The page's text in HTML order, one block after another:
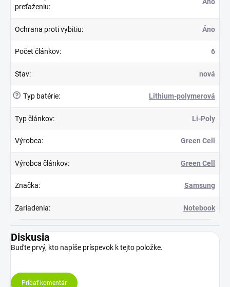
preťaženiu:
Ochrana proti vybitiu: Áno
Počet článkov: 6
Stav: nová
? Typ batérie: Lithium-polymerová
Typ článkov: Li-Poly
Výrobca: Green Cell
Výrobca článkov: Green Cell
Značka: Samsung
Zariadenia: Notebook
Diskusia
Buďte prvý, kto napíše príspevok k tejto položke.
Pridať komentár